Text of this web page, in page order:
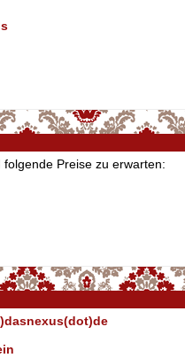
Preise zu erwarten: